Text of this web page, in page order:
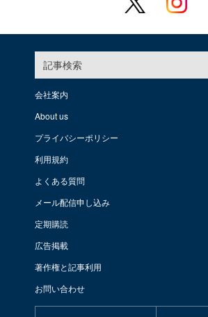
記事検索
会社案内
About us
プライバシーポリシー
利用規約
よくある質問
メール配信申し込み
定期購読
広告掲載
著作権と記事利用
お問い合わせ